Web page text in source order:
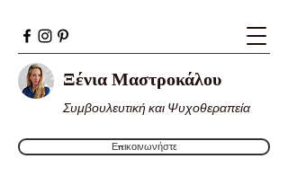
Ξένια Μαστροκάλου
Συμβουλευτική και Ψυχοθεραπεία
Επικοινωνήστε